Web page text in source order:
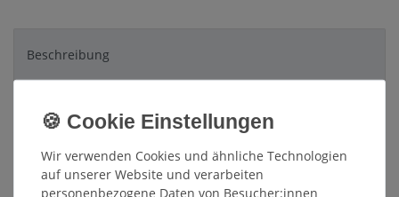
Beschreibung
EU-Verantwortlicher
Wir verwenden Cookies und ähnliche Technologien
auf unserer Website und verarbeiten
personenbezogene Daten von Besucher:innen